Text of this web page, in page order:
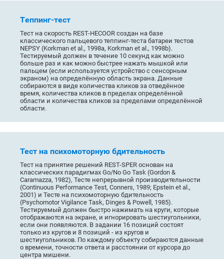
Tеппинг-тест
Тест на скорость REST-HECOOR создан на базе
классического пальцевого теппинг-теста батареи тестов
NEPSY (Korkman et al., 1998a, Korkman et al., 1998b).
Тестируемый должен в течение 10 секунд как можно
больше раз и как можно быстрее нажать мышкой или
пальцем (если используется устройство с сенсорным
экраном) на определённую область экрана. Данные
собираются в виде количества кликов за отведённое
время, количества кликов в пределах определённой
области и количества кликов за пределами определённой
области.
Тест на психомоторную бдительность
Тест на принятие решений REST-SPER основан на
классических парадигмах Go/No Go Task (Gordon &
Caramazza, 1982), Тесте непрерывной производительности
(Continuous Performance Test, Conners, 1989; Epstein et al.,
2001) и Тесте на психомоторную бдительность
(Psychomotor Vigilance Task, Dinges & Powell, 1985).
Тестируемый должен быстро нажимать на круги, которые
отображаются на экране, и игнорировать шестиугольники,
если они появляются. В задании 16 позиций состоят
только из кругов и 8 позиций - из кругов и
шестиугольников. По каждому объекту собираются данные
о времени, точности ответа и расстоянии от курсора до
центра мишени.